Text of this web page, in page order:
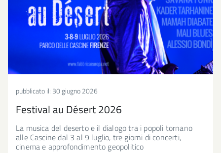
pubblicato il: 30 giugno 2026
Festival au Désert 2026
La musica del deserto e il dialogo tra i popoli tornano
alle Cascine dal 3 al 9 luglio, tre giorni di concerti,
cinema e approfondimento geopolitico